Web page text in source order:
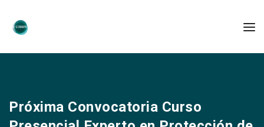
Próxima Convocatoria Curso